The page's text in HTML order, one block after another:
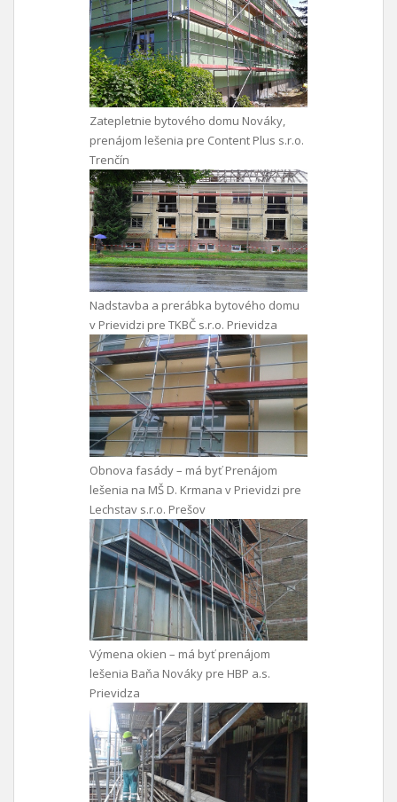
Zatepletnie bytového domu Nováky,
prenájom lešenia pre Content Plus s.r.o.
Trenčín
Nadstavba a prerábka bytového domu
v Prievidzi pre TKBČ s.r.o. Prievidza
Obnova fasády – má byť Prenájom
lešenia na MŠ D. Krmana v Prievidzi pre
Lechstav s.r.o. Prešov
Výmena okien – má byť prenájom
lešenia Baňa Nováky pre HBP a.s.
Prievidza